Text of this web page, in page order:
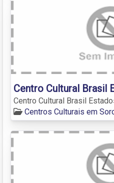
Centro Cultural Brasil
Centro Cultural Brasil
Centros Culturais em